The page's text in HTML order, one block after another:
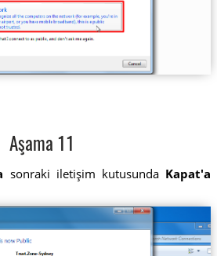
Aşama 11
sonraki iletişim kutusunda Kapat'a